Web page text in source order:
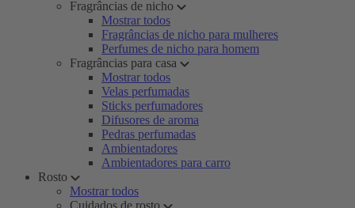
Fragrâncias de nicho
Mostrar todos
Fragrâncias de nicho para mulheres
Perfumes de nicho para homem
Fragrâncias para casa
Mostrar todos
Velas perfumadas
Sticks perfumadores
Difusores de aroma
Pedras perfumadas
Ambientadores
Ambientadores para carro
Rosto
Mostrar todos
Cuidados de rosto